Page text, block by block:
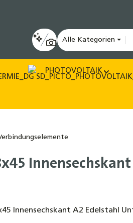
Alle Kategorien
PHOTOVOLTAIK